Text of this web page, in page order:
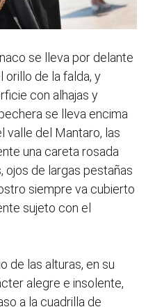
se lleva por delante
orillo de la falda, y
con alhajas y
se lleva encima
valle del Mantaro, las
una careta rosada
ojos de largas pestañas
siempre va cubierto
sujeto con el
de las alturas, en su
alegre e insolente,
a la cuadrilla de